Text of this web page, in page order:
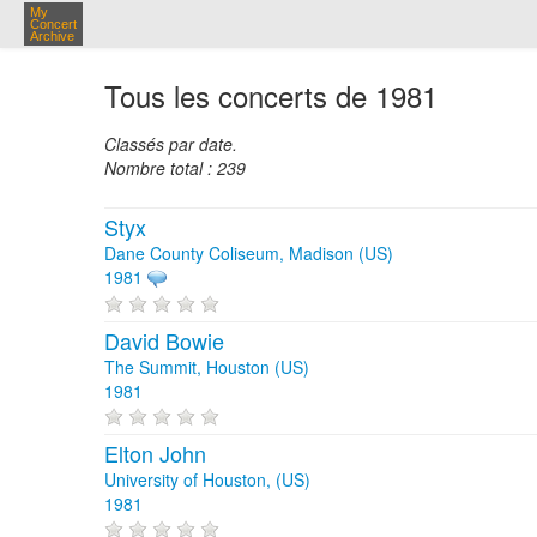
My
Concert
Archive
Tous les concerts de 1981
Classés par date.
Nombre total : 239
Styx
Dane County Coliseum, Madison (US)
1981
David Bowie
The Summit, Houston (US)
1981
Elton John
University of Houston, (US)
1981